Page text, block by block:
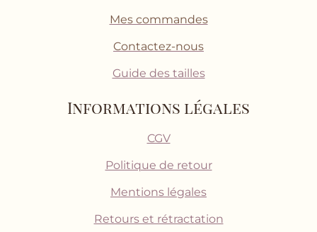
Mes commandes
Contactez-nous
Guide des tailles
Informations légales
CGV
Politique de retour
Mentions légales
Retours et rétractation